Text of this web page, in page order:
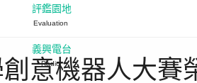
意機器人大賽
評鑑園地
Evaluation
義興電台
Radio